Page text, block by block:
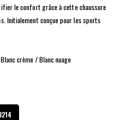
le confort grâce à cette chaussure
Initialement conçue pour les sports
crème / Blanc nuage